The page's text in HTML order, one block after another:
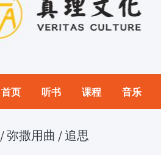
首页 听书 课程 音乐
/弥撒用曲 /追思